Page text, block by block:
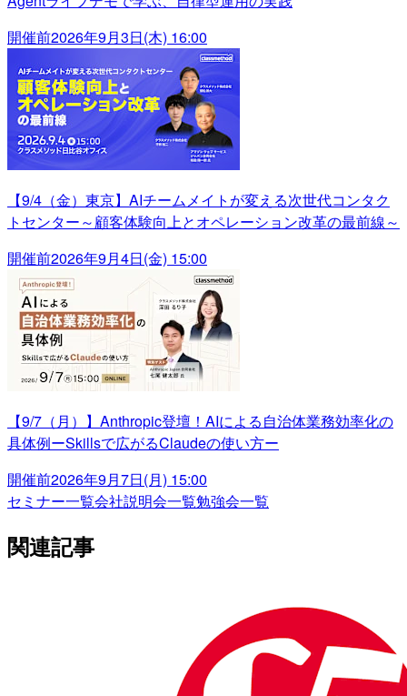
開催前2026年9月3日(木) 16:00
【9/4（金）東京】AIチームメイトが変える次世代コンタク
トセンター～顧客体験向上とオペレーション改革の最前線～
開催前2026年9月4日(金) 15:00
【9/7（月）】Anthropic登壇！AIによる自治体業務効率化の
具体例ーSkillsで広がるClaudeの使い方ー
開催前2026年9月7日(月) 15:00
セミナー一覧会社説明会一覧勉強会一覧
関連記事